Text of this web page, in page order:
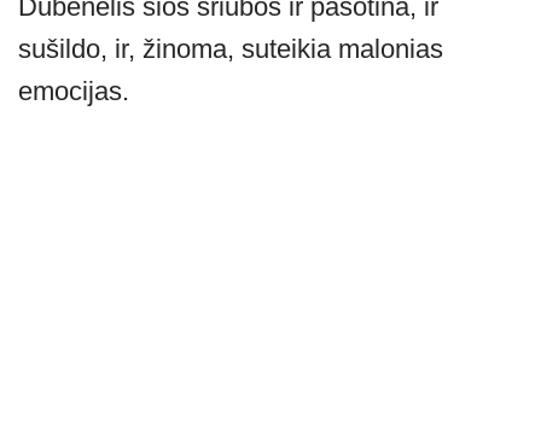
A
p
p
a
m
n
g
b
o
Dubenėlis šios sriubos ir pasotina, ir
sušildo, ir, žinoma, suteikia malonias
emocijas.